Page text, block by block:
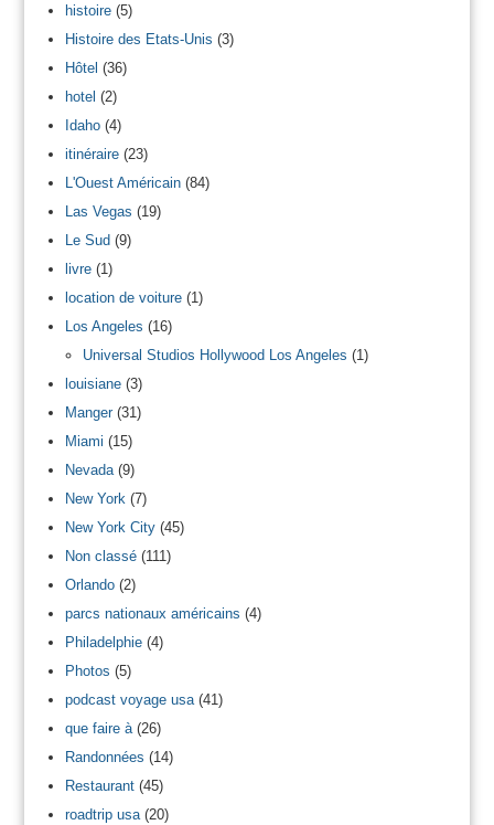
histoire(5)
Histoire des Etats-Unis (3)
Hôtel (36)
hotel (2)
Idaho(4)
itinéraire(23)
L'Ouest Américain(84)
Las Vegas (19)
Le Sud(9)
livre(1)
location de voiture(1)
Los Angeles (16)
Universal Studios Hollywood Los Angeles (1)
louisiane(3)
Manger(31)
Miami (15)
Nevada(9)
New York (7)
New York City(45)
Non classé(111)
Orlando(2)
parcs nationaux américains (4)
Philadelphie(4)
Photos (5)
podcast voyage usa(41)
que faire à(26)
Randonnées (14)
Restaurant(45)
roadtrip usa(20)